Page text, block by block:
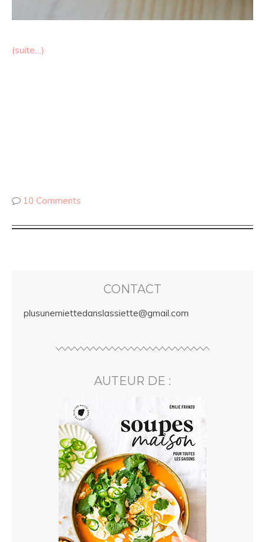
(suite…)
10 Comments
CONTACT
plusunemiettedanslassiette@gmail.com
AUTEUR DE :